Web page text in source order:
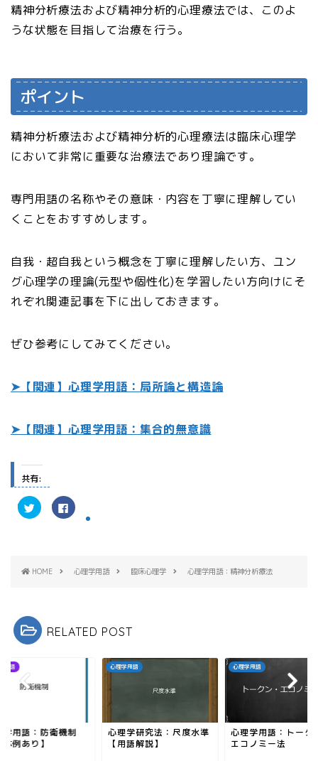
精神分析療法および精神分析的心理療法では、このよ
うな状態を目指して治療を行う。
ポイント
精神分析療法および精神分析的心理療法は臨床心理学
において非常に重要な治療法であり理論です。
専門用語の名称やその意味・内容を丁寧に理解してい
くことをおすすめします。
自我・超自我という概念を丁寧に理解したい方、ユン
グ心理学の理論(元型や個性化)を学習したい方向けにそ
れぞれ関連記事を下に出しておきます。
ぜひ参考にしてみてください。
➤【関連】心理学用語：局所論と構造論
➤【関連】心理学用語：集合的無意識
共有:
ク
リ
i
共
有
(
ィ
ン
開
き
ま
F
a
で
ク
新
し
HOME 心理学用語 臨床心理学 心理学用語：精神分析療法
RELATED POST
用語
学用語：防衛機制
例あり】
心理学用語
心理学研究法：尺度水準
【用語解説】
心理学用語
心理学用語：トーク
エコノミー法